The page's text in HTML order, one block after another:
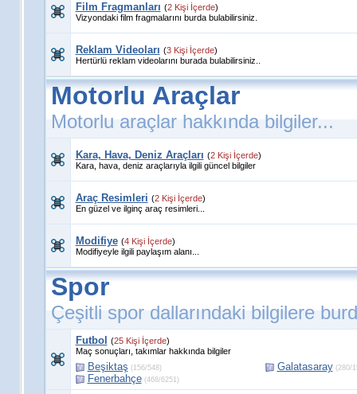
Film Fragmanları (2 Kişi İçerde)
Vizyondaki film fragmalarını burda bulabilirsiniz.
Reklam Videoları (3 Kişi İçerde)
Hertürlü reklam videolarını burada bulabilirsiniz..
Motorlu Araçlar
Motorlu araçlar hakkında bilgiler...
Kara, Hava, Deniz Araçları (2 Kişi İçerde)
Kara, hava, deniz araçlarıyla ilgili güncel bilgiler
Araç Resimleri (2 Kişi İçerde)
En güzel ve ilginç araç resimleri...
Modifiye (4 Kişi İçerde)
Modifiyeyle ilgili paylaşım alanı...
Spor
Çeşitli spor dallarındaki bilgilere
Futbol (25 Kişi İçerde)
Maç sonuçları, takımlar hakkında bilgiler
Beşiktaş (156/548) Galatasaray(280/
Fenerbahçe(468/6251)